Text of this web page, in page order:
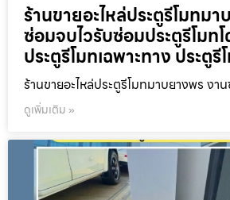
ร้านขายอะไหล่ประตูรีโมทม
ซ่อมจบไวรับซ่อมประตูรีโมท
ประตูรีโมทเฉพาะทาง ประตู
ร้านขายอะไหล่ประตูรีโมทมาบยางพร งา
ดูเพิ่มเติม »